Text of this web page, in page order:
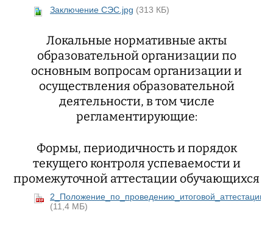
Заключение СЭС.jpg (313 КБ)
Локальные нормативные акты
образовательной организации по
основным вопросам организации и
осуществления образовательной
деятельности, в том числе
регламентирующие:
Формы, периодичность и порядок
текущего контроля успеваемости и
промежуточной аттестации обучающихся
(11,4 МБ)